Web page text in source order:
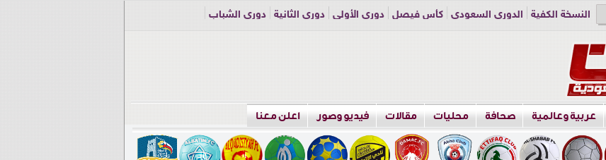
النسخة الكفية الدوري السعودي كأس فيصل دوري الأولى دوري الثانية
دوري الشباب
عربية وعالمية صحافة محليات مقالات فيديو وصور اعلن معنا